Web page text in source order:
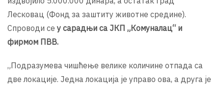
Лесковац (Фонд за заштиту животне средине).
Спроводи се у сарадњи са ЈКП „Комуналац“ и
фирмом ПВВ.
„Подразумева чишћење велике количине отпада са
две локације. Једна локација је управо ова, а друга је